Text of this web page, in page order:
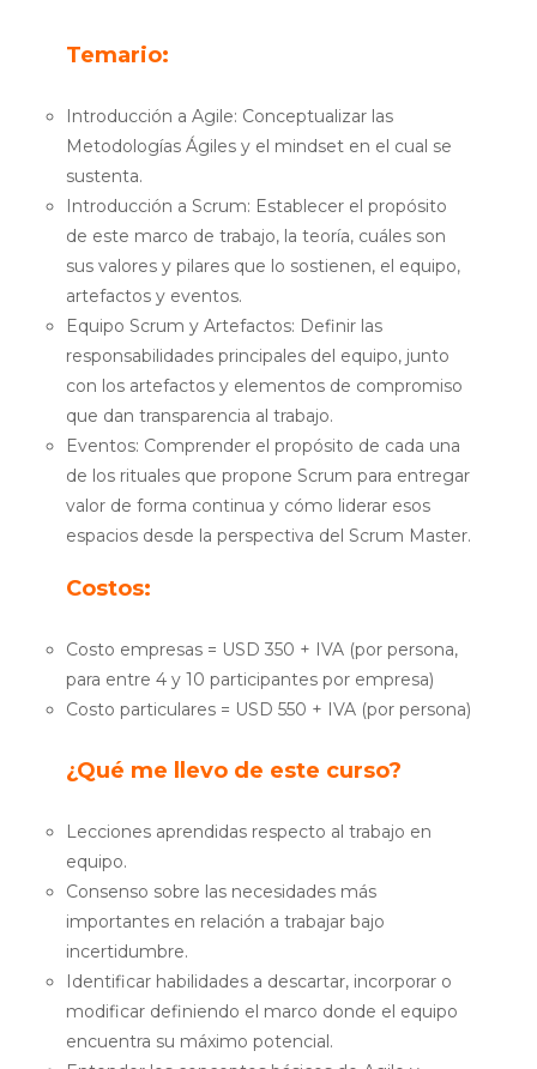
Temario:
Introducción a Agile: Conceptualizar las
Metodologías Ágiles y el mindset en el cual se
sustenta.
Introducción a Scrum: Establecer el propósito
de este marco de trabajo, la teoría, cuáles son
sus valores y pilares que lo sostienen, el equipo,
artefactos y eventos.
Equipo Scrum y Artefactos: Definir las
responsabilidades principales del equipo, junto
con los artefactos y elementos de compromiso
que dan transparencia al trabajo.
Eventos: Comprender el propósito de cada una
de los rituales que propone Scrum para entregar
valor de forma continua y cómo liderar esos
espacios desde la perspectiva del Scrum Master.
Costos:
Costo empresas= USD 350 + IVA (por persona,
para entre 4 y 10 participantes por empresa)
Costo particulares= USD 550 + IVA (por persona)
¿Qué me llevo de este curso?
Lecciones aprendidas respecto al trabajo en
equipo.
Consenso sobre las necesidades más
importantes en relación a trabajar bajo
incertidumbre.
Identificar habilidades a descartar, incorporar o
modificar definiendo el marco donde el equipo
encuentra su máximo potencial.